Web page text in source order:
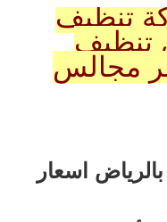
تنظيف
تنظيف
مجالس
اسعار